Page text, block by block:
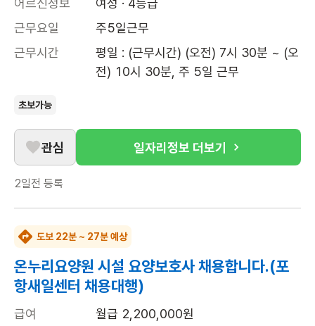
어르신정보
여성 · 4등급
근무요일
주5일근무
근무시간
평일 : (근무시간) (오전) 7시 30분 ~ (오
전) 10시 30분, 주 5일 근무
초보가능
관심 일자리정보 더보기
2일전 등록
도보 22분 ~ 27분 예상
온누리요양원 시설 요양보호사 채용합니다.(포
항새일센터 채용대행)
급여
월급 2,200,000원